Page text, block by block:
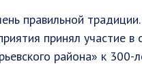
правильной
принял участие в
района» к